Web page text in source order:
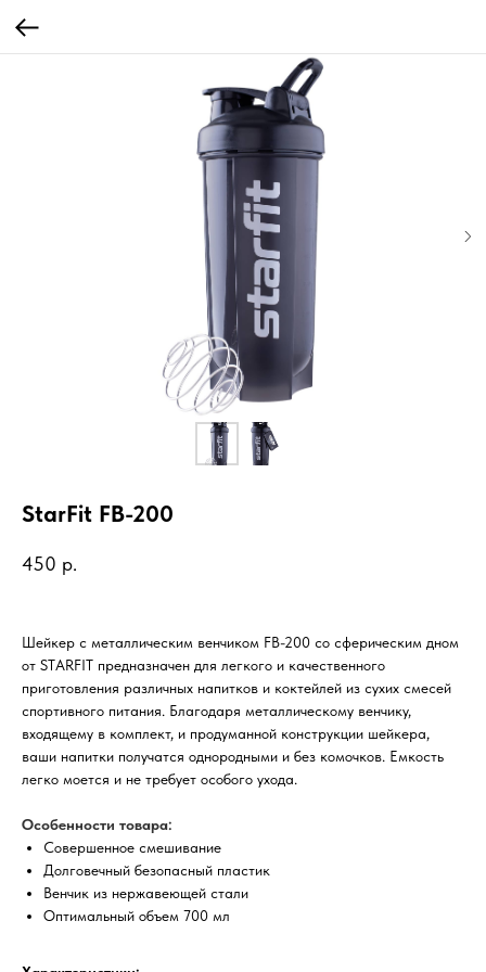
StarFit FB-200
450 р.
Шейкер с металлическим венчиком FB-200 со сферическим дном
от STARFIT предназначен для легкого и качественного
приготовления различных напитков и коктейлей из сухих смесей
спортивного питания. Благодаря металлическому венчику,
входящему в комплект, и продуманной конструкции шейкера,
ваши напитки получатся однородными и без комочков. Емкость
легко моется и не требует особого ухода.
Особенности товара:
Совершенное смешивание
Долговечный безопасный пластик
Венчик из нержавеющей стали
Оптимальный объем 700 мл